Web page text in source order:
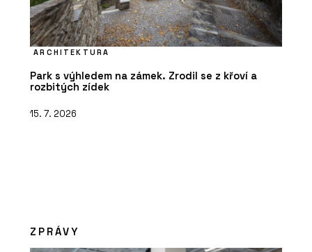
ARCHITEKTURA
Park s výhledem na zámek. Zrodil se z křoví a
rozbitých zídek
15. 7. 2026
ZPRÁVY